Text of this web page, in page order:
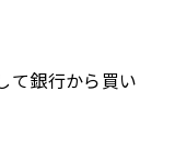
て銀行から買い